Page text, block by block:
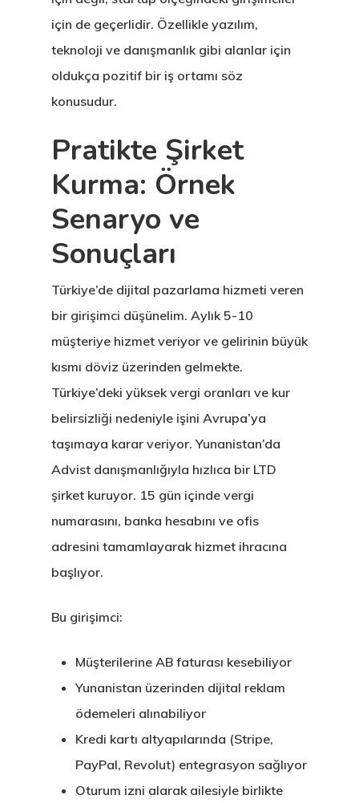
için de geçerlidir. Özellikle yazılım,
teknoloji ve danışmanlık gibi alanlar için
oldukça pozitif bir iş ortamı söz
konusudur.
Pratikte Şirket
Kurma: Örnek
Senaryo ve
Sonuçları
Türkiye’de dijital pazarlama hizmeti veren
bir girişimci düşünelim. Aylık 5-10
müşteriye hizmet veriyor ve gelirinin büyük
kısmı döviz üzerinden gelmekte.
Türkiye’deki yüksek vergi oranları ve kur
belirsizliği nedeniyle işini Avrupa’ya
taşımaya karar veriyor. Yunanistan’da
Advist danışmanlığıyla hızlıca bir LTD
şirket kuruyor. 15 gün içinde vergi
numarasını, banka hesabını ve ofis
adresini tamamlayarak hizmet ihracına
başlıyor.
Bu girişimci:
Müşterilerine AB faturası kesebiliyor
Yunanistan üzerinden dijital reklam
ödemeleri alınabiliyor
Kredi kartı altyapılarında (Stripe,
PayPal, Revolut) entegrasyon sağlıyor
Oturum izni alarak ailesiyle birlikte
Finladiya
Vize Programı
GDPR
İletişim
Letonya
Letonya
Vize Programı
Veri Politikası
Yunanistan
Gayrimenkul
Oturma İzni –
Golden Visa